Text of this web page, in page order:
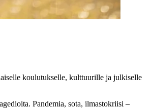
koulutukselle, kulttuurille ja julkiselle
Pandemia, sota, ilmastokriisi –